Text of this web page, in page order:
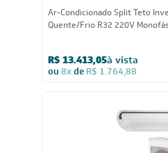
Ar-Condicionado Split Teto
Quente/Frio R32 220V
R$ 13.413,05à vista
ou 8xde R$ 1.764,88